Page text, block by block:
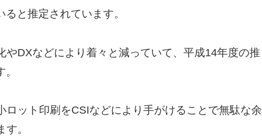
と推定されています。
DXなどにより着々と減っていて、平成14年度の推
ット印刷をCSIなどにより手がけることで無駄な余
。